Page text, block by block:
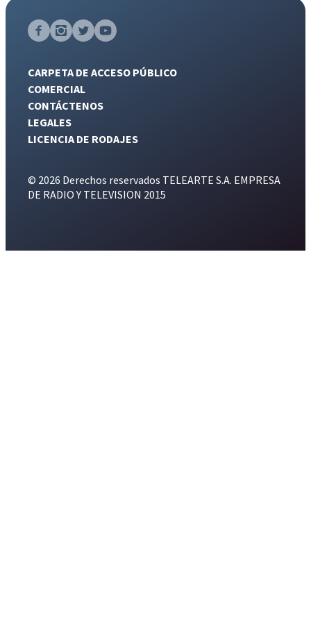
CARPETA DE ACCESO PÚBLICO
COMERCIAL
CONTÁCTENOS
LEGALES
LICENCIA DE RODAJES
© 2026 Derechos reservados TELEARTE S.A. EMPRESA
DE RADIO Y TELEVISION 2015